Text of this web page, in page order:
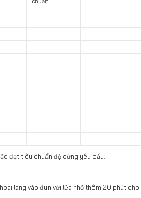
đạt tiêu chuẩn độ cứng yêu cầu.
lang vào đun với lửa nhỏ thêm 20 phút cho